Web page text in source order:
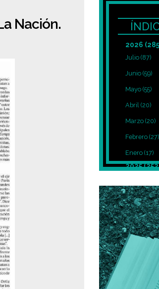
Nación.
2026
Julio (87)
Junio (59)
Mayo (55)
Abril (20)
Marzo (20)
Febrero (27)
Enero (17)
2025
Noviembre
Octubre(8)
Septiembre
Agosto